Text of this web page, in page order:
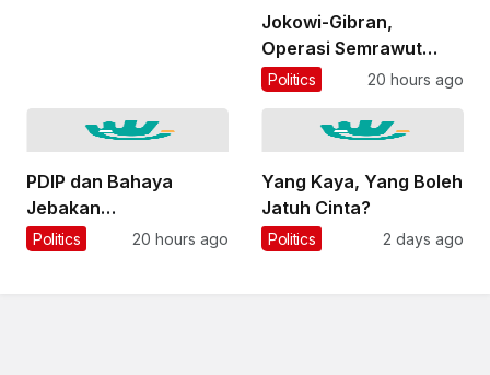
Jokowi-Gibran,
Operasi Semrawut
Mahasiswa?
Politics 20 hours ago
PDIP dan Bahaya
Jebakan
Transformismo
Politics 20 hours ago
Yang Kaya, Yang Boleh
Jatuh Cinta?
Politics 2 days ago